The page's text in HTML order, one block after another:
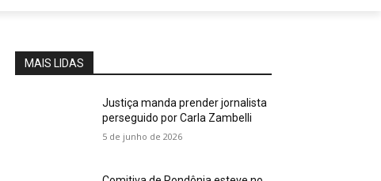
MAIS LIDAS
Justiça manda prender jornalista
perseguido por Carla Zambelli
5 de junho de 2026